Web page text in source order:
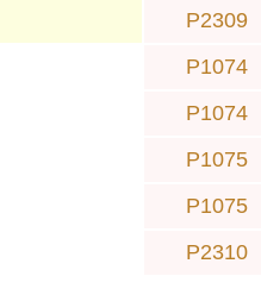
P2309
P1074
P1074
P1075
P1075
P2310